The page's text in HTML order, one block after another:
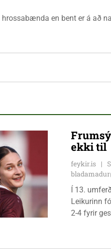
en bent er á að
ekki til
feykir.is
Í 13.
Leikurinn
2-4 fyrir